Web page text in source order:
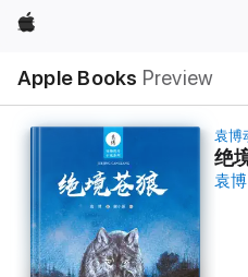
Apple
Apple Books Preview
Nav
Open
Menu
袁博
绝
袁博